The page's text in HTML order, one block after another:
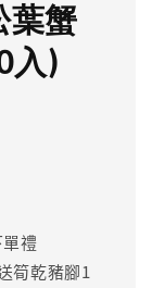
葉蟹
入)
禮
筍乾豬腳1